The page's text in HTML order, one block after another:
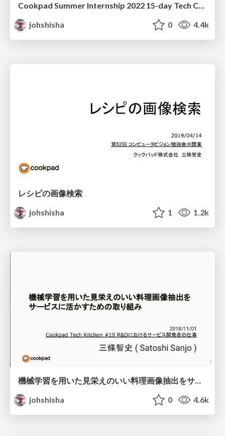
Cookpad Summer Internship 2022 15-day Tech Course ~サーバーサイド編~
johshisha
0 4.4k
レシピの画像検索
johshisha
1 1.2k
機械学習を用いた見栄えのいい料理画像抽出をサービスに活かすための取り組み
johshisha
0 4.6k